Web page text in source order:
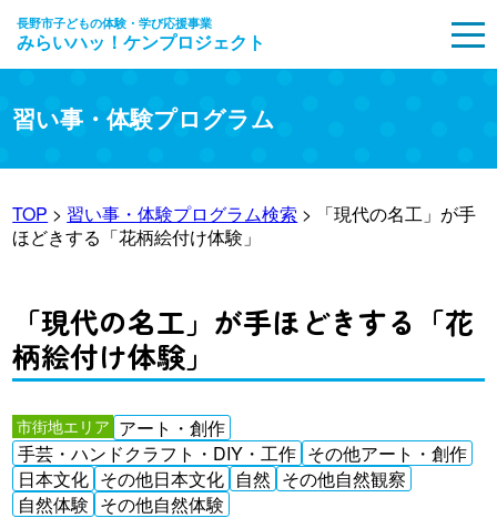
長野市子どもの体験・学び応援事業
みらいハッ！ケンプロジェクト
習い事・体験プログラム
TOP > 習い事・体験プログラム検索 > 「現代の名工」が手
ほどきする「花柄絵付け体験」
「現代の名工」が手ほどきする「花
柄絵付け体験」
市街地エリア アート・創作
手芸・ハンドクラフト・DIY・工作 その他アート・創作
日本文化 その他日本文化 自然 その他自然観察
自然体験 その他自然体験